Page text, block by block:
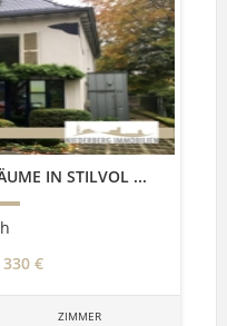
IN STILVOL ...
330 €
ZIMMER